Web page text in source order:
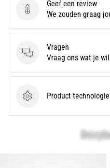
Toon
artikelen
Geef een review
Geef een review
We zouden graag
Vragen
Vragen
Vraag ons wat je wil
Product technologie
Product technologie